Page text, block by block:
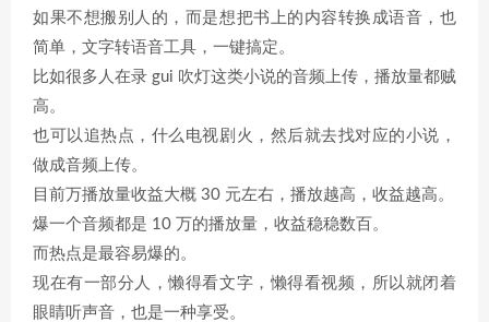
如果不想搬别人的，而是想把书上的内容转换成语音，也
简单，文字转语音工具，一键搞定。
比如很多人在录 gui 吹灯这类小说的音频上传，播放量都贼
高。
也可以追热点，什么电视剧火，然后就去找对应的小说，
做成音频上传。
目前万播放量收益大概 30 元左右，播放越高，收益越高。
爆一个音频都是 10 万的播放量，收益稳稳数百。
而热点是最容易爆的。
现在有一部分人，懒得看文字，懒得看视频，所以就闭着
眼睛听声音，也是一种享受。